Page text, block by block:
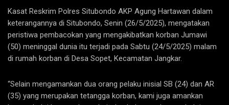
Kasat Reskrim Polres Situbondo AKP Agung Hartawan dalam
keterangannya di Situbondo, Senin (26/5/2025), mengatakan
peristiwa pembacokan yang mengakibatkan korban Jumawi
(50) meninggal dunia itu terjadi pada Sabtu (24/5/2025) malam
di rumah korban di Desa Sopet, Kecamatan Jangkar.
“Selain mengamankan dua orang pelaku inisial SB (24) dan AR
(35) yang merupakan tetangga korban, kami juga amankan